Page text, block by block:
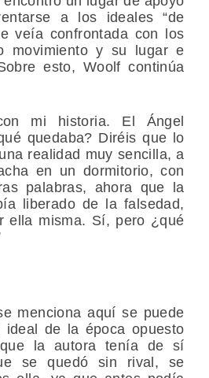
a los ideales “de
veía confrontada con los
movimiento y su lugar e
esto, Woolf continúa
mi historia. El Ángel
quedaba? Diréis que lo
realidad muy sencilla, a
en un dormitorio, con
palabras, ahora que la
liberado de la falsedad,
ella misma. Sí, pero ¿qué
menciona aquí se puede
ideal de la época opuesto
la autora tenía de sí
se quedó sin rival, se